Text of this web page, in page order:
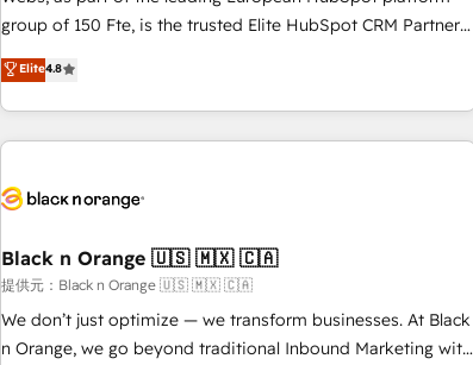
HubSpot Execution • 750+ onboardings and 2,000+
and service hubs • Built-in flexibility for startups to global
brands
group of 150 Fte, is the trusted Elite HubSpot CRM Partner
offering you a roadmap on maximizing EBITDA and
achieving Commercial Excellence. With our targeted
processes, we strengthen your digital transformation and
minimize costs. As HubSpot's Advanced Accredited CRM
business forward. Since 2015 we are fully dedicated to
with reputable companies in B2B sectors such as
manufacturing, SaaS and business services. We prepare a
customized business case that demonstrates the value and
impact of your digital transformation, including a detailed
Elite4.8
Black n Orange 🇺🇸 🇲🇽 🇨🇦
提供元：Black n Orange 🇺🇸 🇲🇽 🇨🇦
We don’t just optimize — we transform businesses. At Black
n Orange, we go beyond traditional Inbound Marketing with